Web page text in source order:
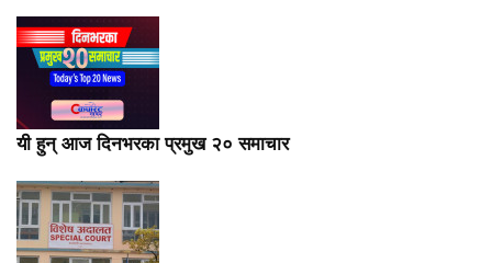
यी हुन् आज दिनभरका प्रमुख २० समाचार